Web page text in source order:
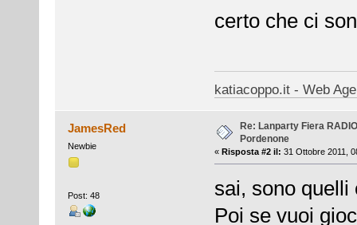
certo che ci
katiacoppo.it - Web
JamesRed
Newbie
Post: 48
Re: Lanparty Fiera
Pordenone
« Risposta #2 il: 31 Ottobre 2011,
sai, sono quelli
Poi se vuoi